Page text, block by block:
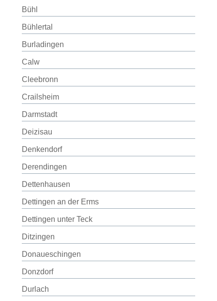
Bühl
Bühlertal
Burladingen
Calw
Cleebronn
Crailsheim
Darmstadt
Deizisau
Denkendorf
Derendingen
Dettenhausen
Dettingen an der Erms
Dettingen unter Teck
Ditzingen
Donaueschingen
Donzdorf
Durlach